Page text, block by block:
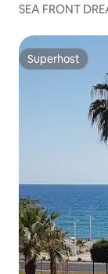
SEA FRONT
Superhost
Superhost